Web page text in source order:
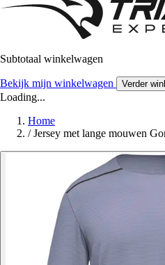
Subtotaal winkelwagen
Bekijk mijn winkelwagen Verder
Loading...
Home
/ Jersey met lange mouwen